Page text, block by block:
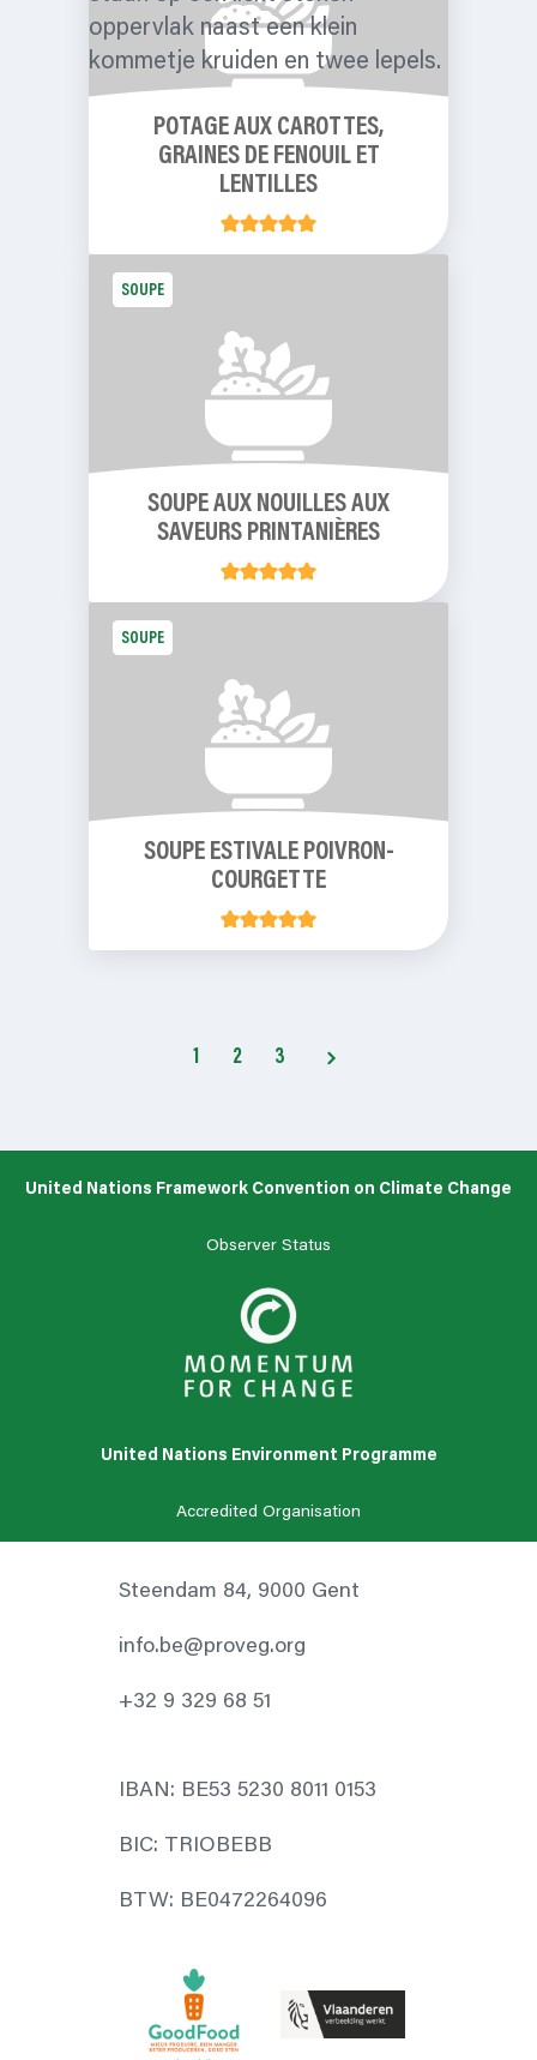
POTAGE AUX CAROTTES,
GRAINES DE FENOUIL ET
LENTILLES
SOUPE
SOUPE AUX NOUILLES AUX
SAVEURS PRINTANIÈRES
SOUPE
SOUPE ESTIVALE POIVRON-
COURGETTE
1 2 3
United Nations Framework Convention on Climate Change
Observer Status
United Nations Environment Programme
Accredited Organisation
Steendam 84, 9000 Gent
info.be@proveg.org
+32 9 329 68 51
IBAN: BE53 5230 8011 0153
BIC: TRIOBEBB
BTW: BE0472264096